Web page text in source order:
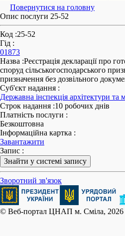
Повернутися на головну
Опис послуги 25-52
Код :25-52
Гід :
01873
Назва :Реєстрація декларації про
споруд сільськогосподарського
призначення без дозвільного
Суб'єкт надання :
Державна інспекція архітектури та
Строк надання :10 робочих днів
Платність послуги :
Безкоштовна
Інформаційна картка :
Завантажити
Запис :
Знайти у системі запису
Зворотний зв'язок
© Веб-портал ЦНАП м. Сміла, 2026